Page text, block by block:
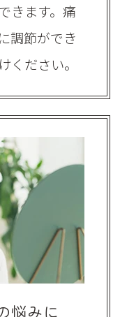
きます。痛
調節ができ
ください。
悩みに